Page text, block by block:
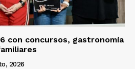
con concursos, gastronomía
2026